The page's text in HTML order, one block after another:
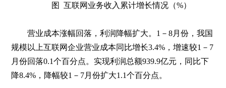
图 互联网业务收入累计增长情况（%）
营业成本涨幅回落，利润降幅扩大。1－8月份，我国
规模以上互联网企业营业成本同比增长3.4%，增速较1－7
月份回落0.1个百分点。实现利润总额939.9亿元，同比下
降8.4%，降幅较1－7月份扩大1.1个百分点。